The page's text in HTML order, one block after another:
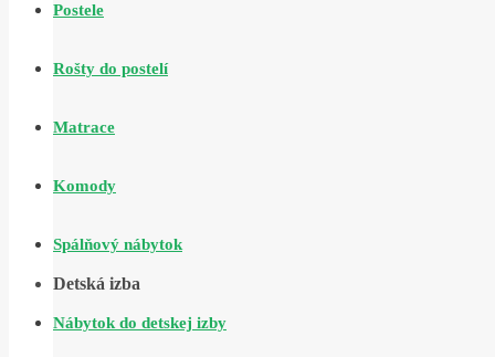
Postele
Rošty do postelí
Matrace
Komody
Spálňový nábytok
Detská izba
Nábytok do detskej izby